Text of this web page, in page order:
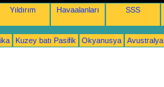
Yıldırım Havaalanları SSS
Kuzey batı Pasifik Okyanusya Avustralya